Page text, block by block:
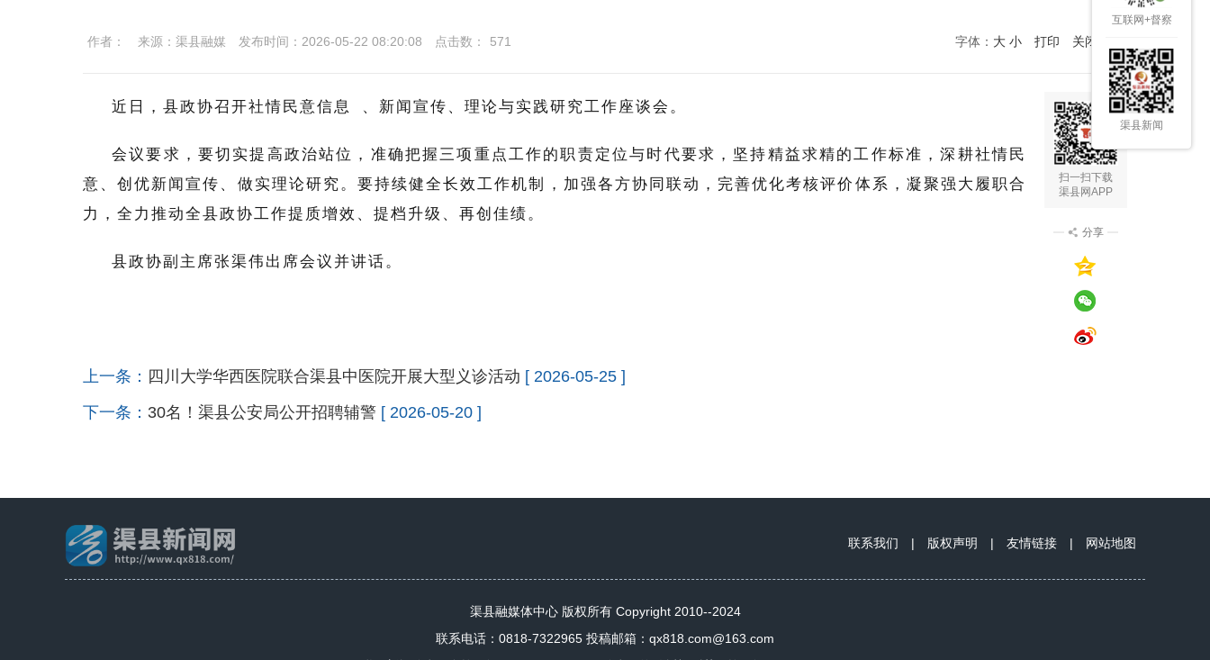
字体： 大 小 打印 关闭本页
作者： 来源：渠县融媒 发布时间：2026-05-22 08:20:08 点击数： 571
扫一扫下载
渠县网APP
分享
近日，县政协召开社情民意信息 、新闻宣传、理论与实践研究工作座谈会。
会议要求，要切实提高政治站位，准确把握三项重点工作的职责定位与时代要求 ， 坚持精益求精的工作标准，深耕社情民
意、创优新闻宣传、做实理论研究。 要持续健全长效工作机制，加强各方协同联动，完善优化考核评价体系，凝聚强大履职合
力，全力推动全县政协工作提质增效、提档升级、再创佳绩。
县政协副主席张渠伟出席会议并讲话。
上一条： 四川大学华西医院联合渠县中医院开展大型义诊活动 [ 2026-05-25 ]
下一条： 30名！渠县公安局公开招聘辅警 [ 2026-05-20 ]
联系我们 | 版权声明 | 友情链接 | 网站地图
渠县融媒体中心 版权所有 Copyright 2010--2024
联系电话：0818-7322965 投稿邮箱：qx818.com@163.com
互联网+督察
渠县新闻